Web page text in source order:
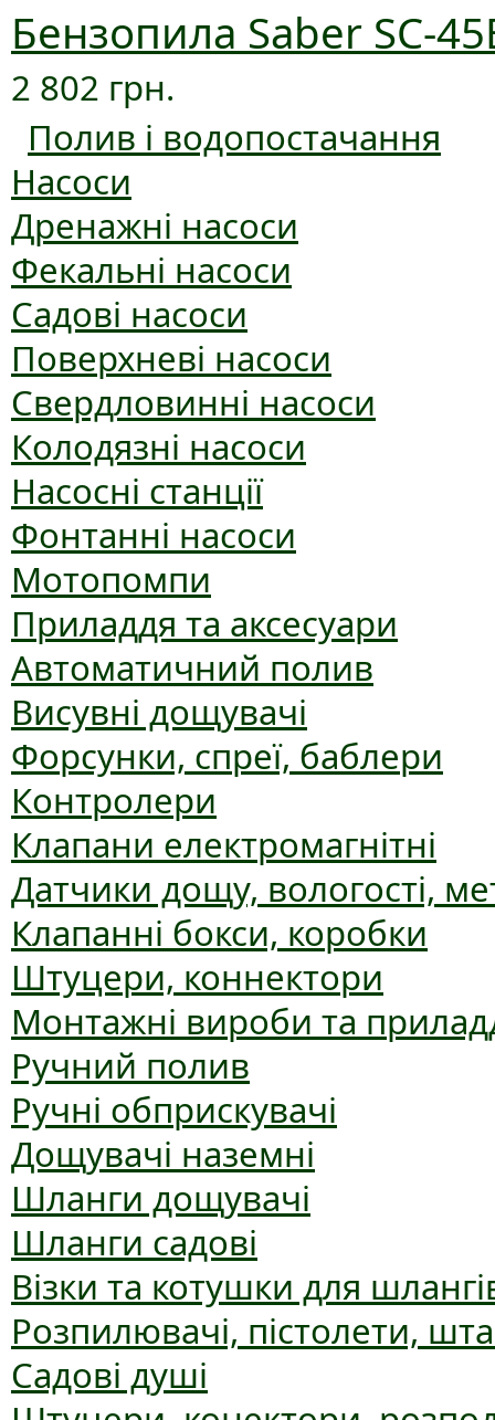
Бензопила Saber SC-
2 802 грн.
Полив і водопостачання
Насоси
Дренажні насоси
Фекальні насоси
Садові насоси
Поверхневі насоси
Свердловинні насоси
Колодязні насоси
Насосні станції
Фонтанні насоси
Мотопомпи
Приладдя та аксесуари
Автоматичний полив
Висувні дощувачі
Форсунки, спреї, баблери
Контролери
Клапани електромагнітні
Датчики дощу, вологості,
Клапанні бокси, коробки
Штуцери, коннектори
Монтажні вироби та
Ручний полив
Ручні обприскувачі
Дощувачі наземні
Шланги дощувачі
Шланги садові
Візки та котушки для
Розпилювачі, пістолети,
Садові душі